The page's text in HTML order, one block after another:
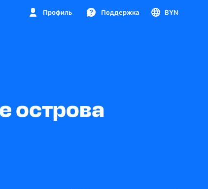
Профиль Поддержка BYN
острова